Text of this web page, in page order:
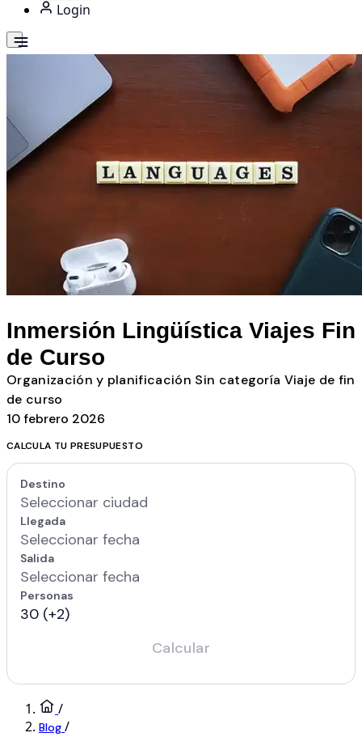
Login
Inmersión Lingüística Viajes Fin
de Curso
Organización y planificación Sin categoría Viaje de fin
de curso
10 febrero 2026
CALCULA TU PRESUPUESTO
/
Blog /